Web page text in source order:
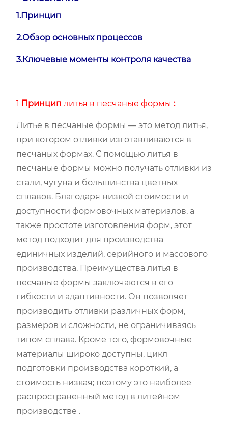
1.Принцип
2.Обзор основных процессов
3.Ключевые моменты контроля качества
1 Принцип литья в песчаные формы :
Литье в песчаные формы — это метод литья,
при котором отливки изготавливаются в
песчаных формах. С помощью литья в
песчаные формы можно получать отливки из
стали, чугуна и большинства цветных
сплавов. Благодаря низкой стоимости и
доступности формовочных материалов, а
также простоте изготовления форм, этот
метод подходит для производства
единичных изделий, серийного и массового
производства. Преимущества литья в
песчаные формы заключаются в его
гибкости и адаптивности. Он позволяет
производить отливки различных форм,
размеров и сложности, не ограничиваясь
типом сплава. Кроме того, формовочные
материалы широко доступны, цикл
подготовки производства короткий, а
стоимость низкая; поэтому это наиболее
распространенный метод в литейном
производстве .